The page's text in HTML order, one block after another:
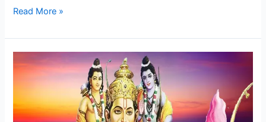
Read More »
हनुमान
चालीसा
–
Hanuman